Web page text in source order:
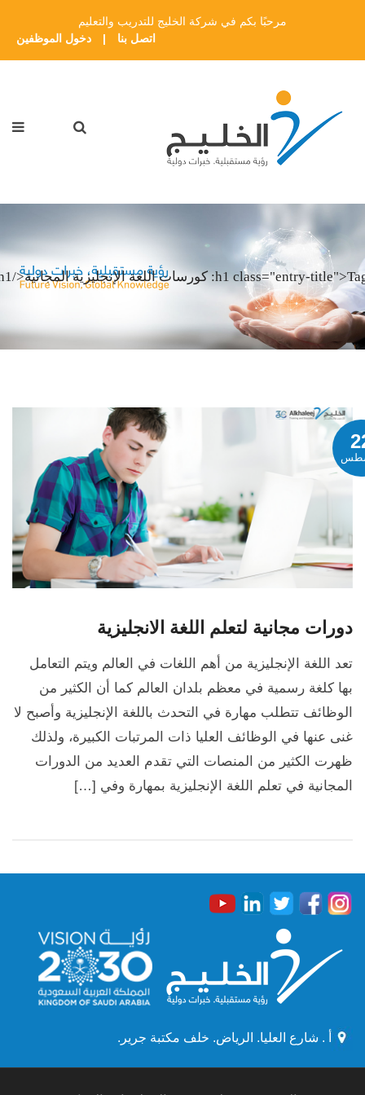
مرحبًا بكم في شركة الخليج للتدريب والتعليم
اتصل بنا
| دخول الموظفين
دورات مجانية لتعلم اللغة الانجليزية
تعد اللغة الإنجليزية من أهم اللغات في العالم ويتم التعامل
بها كلغة رسمية في معظم بلدان العالم كما أن الكثير من
الوظائف تتطلب مهارة في التحدث باللغة الإنجليزية وأصبح لا
غنى عنها في الوظائف العليا ذات المرتبات الكبيرة، ولذلك
ظهرت الكثير من المنصات التي تقدم العديد من الدورات
المجانية في تعلم اللغة الإنجليزية بمهارة وفي […]
أ . شارع العليا. الرياض. خلف مكتبة جرير.